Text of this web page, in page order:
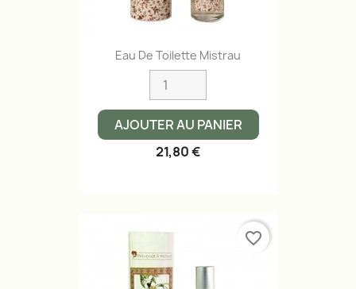
Eau De Toilette Mistrau
AJOUTER AU PANIER
21,80 €
favorite_border